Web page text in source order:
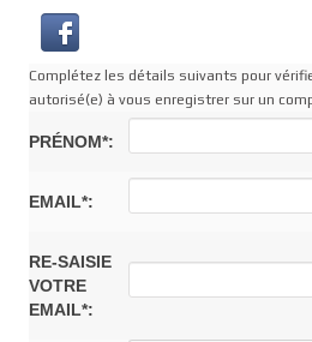
Complétez les détails suivants pour
autorisé(e) à vous enregistrer sur un
PRÉNOM*:
EMAIL*:
RE-SAISIE
VOTRE
EMAIL*: